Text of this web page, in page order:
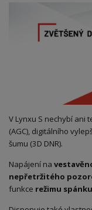
V Lynxu S nechybí ani
(AGC), digitálního
šumu (3D DNR).
Napájení na
nepřetržitého
funkce režimu spánku